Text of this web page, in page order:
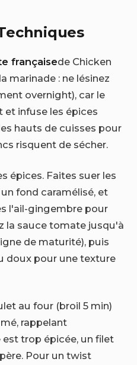
françaisede Chicken
marinade : ne lésinez
overnight), car le
infuse les épices
hauts de cuisses pour
risquent de sécher.
épices. Faites suer les
fond caramélisé, et
l'ail-gingembre pour
la sauce tomate jusqu'à
de maturité), puis
doux pour une texture
au four (broil 5 min)
rappelant
est trop épicée, un filet
Pour un twist